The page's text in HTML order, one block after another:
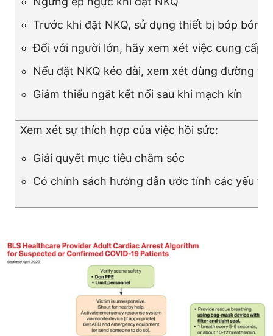
Trước khi đặt NKQ, sử dụng thiết bị bóp
Đối với người lớn, hãy xem xét việc cung cấp
Nếu đặt NKQ kéo dài, xem xét dùng đường
Giảm thiểu ngắt kết nối sau khi mạch kín
Xem xét sự thích hợp của việc hồi sức:
Giải quyết mục tiêu chăm sóc
Có chính sách hướng dẫn ước tính các yếu